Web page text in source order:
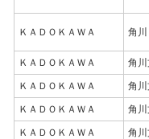
ＫＡＤＯＫＡＷＡ 角
ＫＡＤＯＫＡＷＡ 角
ＫＡＤＯＫＡＷＡ 角
ＫＡＤＯＫＡＷＡ 角
ＫＡＤＯＫＡＷＡ 角